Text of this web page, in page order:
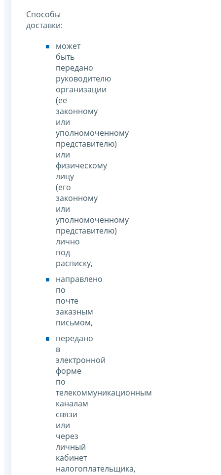
Способы
доставки:
может
быть
передано
руководителю
организации
(ее
законному
или
уполномоченному
представителю)
или
физическому
лицу
(его
законному
или
уполномоченному
представителю)
лично
под
расписку,
направлено
по
почте
заказным
письмом,
передано
в
электронной
форме
по
телекоммуникационным
каналам
связи
или
через
личный
кабинет
налогоплательщика,